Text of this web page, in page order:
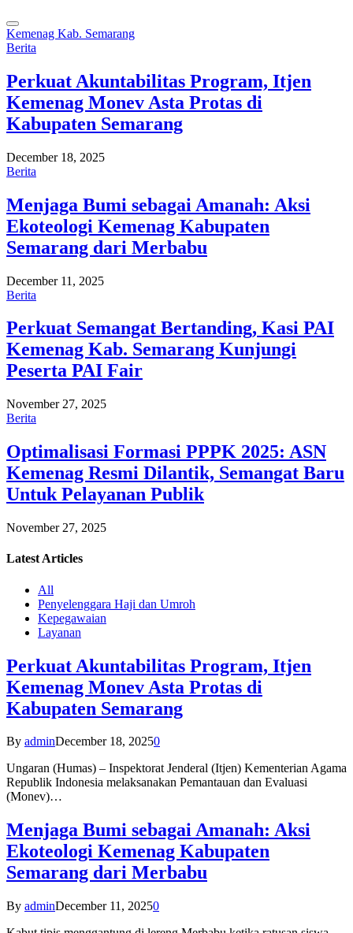
Kemenag Kab. Semarang
Berita
Perkuat Akuntabilitas Program, Itjen
Kemenag Monev Asta Protas di
Kabupaten Semarang
December 18, 2025
Berita
Menjaga Bumi sebagai Amanah: Aksi
Ekoteologi Kemenag Kabupaten
Semarang dari Merbabu
December 11, 2025
Berita
Perkuat Semangat Bertanding, Kasi PAI
Kemenag Kab. Semarang Kunjungi
Peserta PAI Fair
November 27, 2025
Berita
Optimalisasi Formasi PPPK 2025: ASN
Kemenag Resmi Dilantik, Semangat Baru
Untuk Pelayanan Publik
November 27, 2025
Latest Articles
All
Penyelenggara Haji dan Umroh
Kepegawaian
Layanan
Perkuat Akuntabilitas Program, Itjen
Kemenag Monev Asta Protas di
Kabupaten Semarang
By adminDecember 18, 20250
Ungaran (Humas) – Inspektorat Jenderal (Itjen) Kementerian Agama
Republik Indonesia melaksanakan Pemantauan dan Evaluasi
(Monev)…
Menjaga Bumi sebagai Amanah: Aksi
Ekoteologi Kemenag Kabupaten
Semarang dari Merbabu
By adminDecember 11, 20250